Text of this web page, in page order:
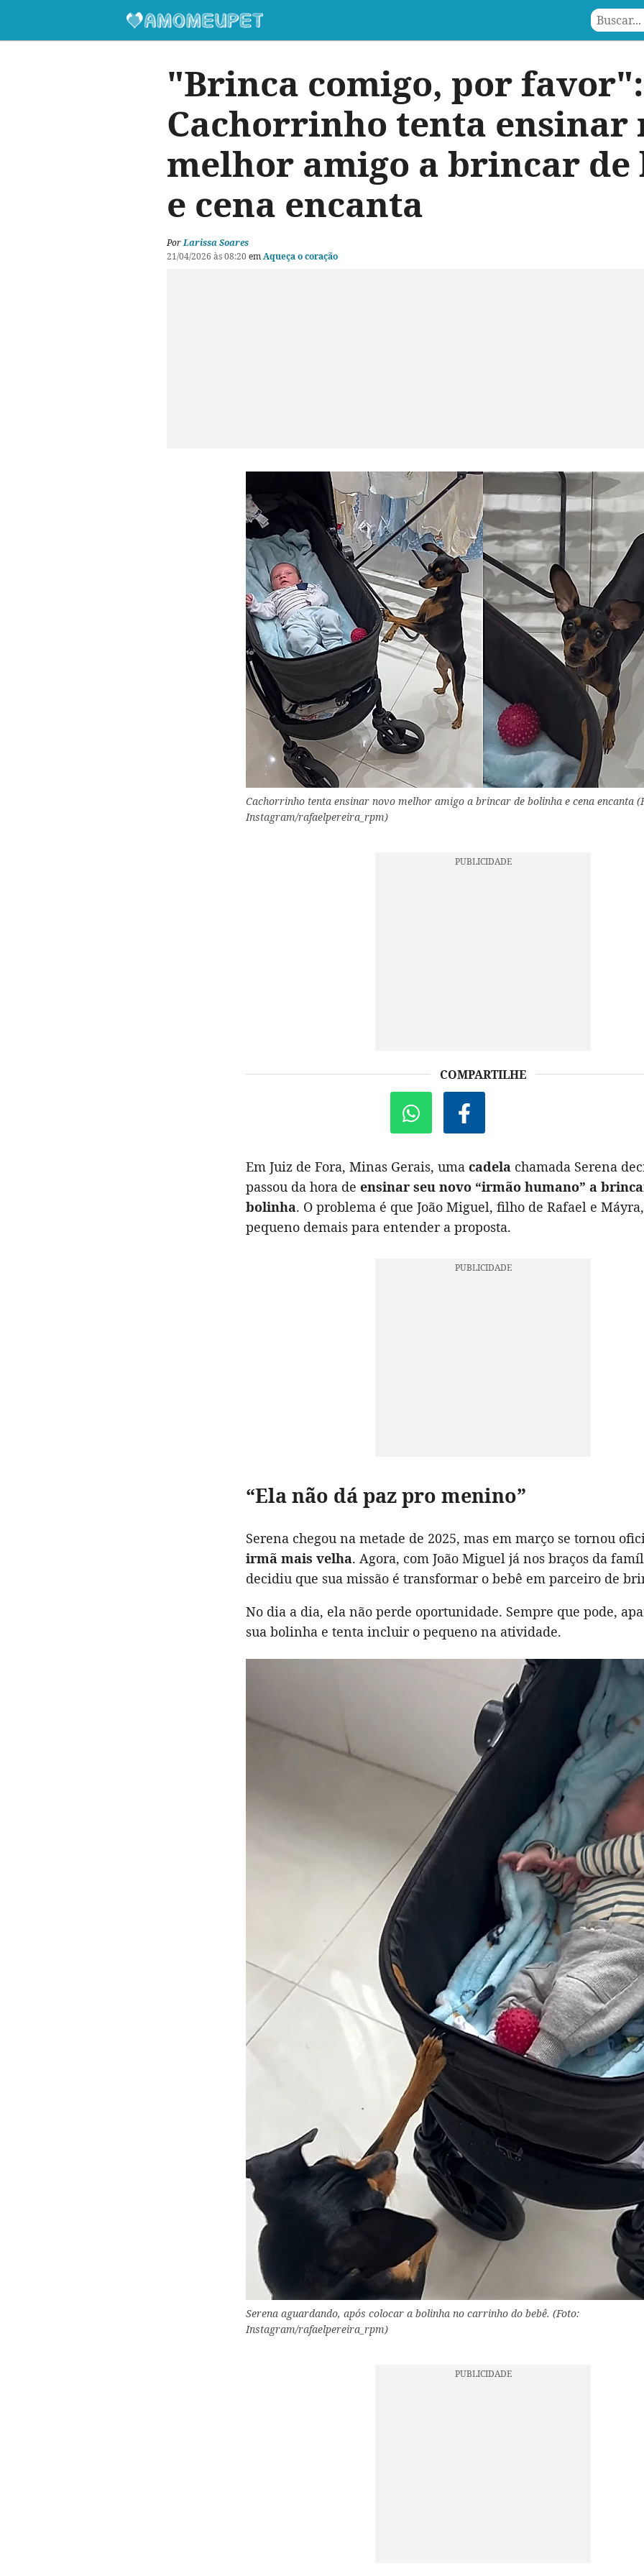
"Brinca comigo, por favor":
Cachorrinho tenta ensinar
melhor amigo a brincar
e cena encanta
PorLarissa Soares
21/04/2026 às 08:20 emAqueça o coração
Cachorrinho tenta ensinar novo melhor amigo a brincar de bolinha e cena encanta
Instagram/rafaelpereira_rpm)
COMPARTILHE
Em Juiz de Fora, Minas Gerais, uma cadela chamada Serena
passou da hora de ensinar seu novo “irmão humano” a
bolinha. O problema é que João Miguel, filho de Rafael e
pequeno demais para entender a proposta.
“Ela não dá paz pro menino”
Serena chegou na metade de 2025, mas em março se tornou
irmã mais velha. Agora, com João Miguel já nos braços da
decidiu que sua missão é transformar o bebê em parceiro de
No dia a dia, ela não perde oportunidade. Sempre que pode,
sua bolinha e tenta incluir o pequeno na atividade.
Serena aguardando, após colocar a bolinha no carrinho do bebê. (Foto:
Instagram/rafaelpereira_rpm)